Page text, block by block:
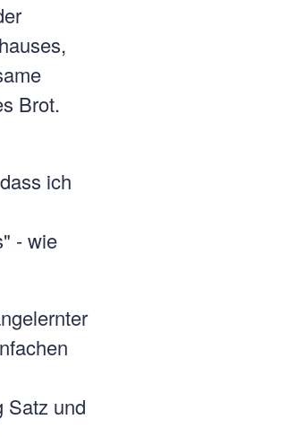
Brot.
ich
- wie
Satz und